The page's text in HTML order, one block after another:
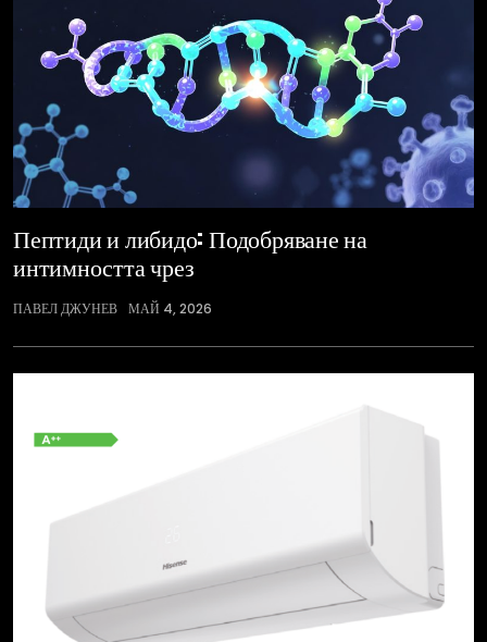
Пептиди и либидо: Подобряване на
интимността чрез
ПАВЕЛ ДЖУНЕВ МАЙ 4, 2026